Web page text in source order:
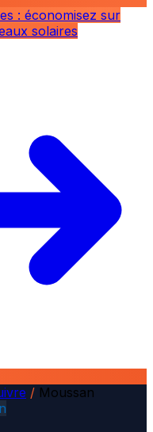
: économisez sur
solaires
/ Moussan